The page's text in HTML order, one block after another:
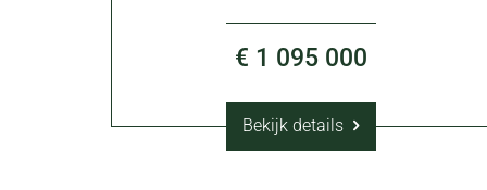
€ 1 095 000
Bekijk details